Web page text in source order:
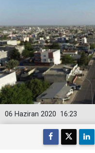
16:23
06 Haziran 2020